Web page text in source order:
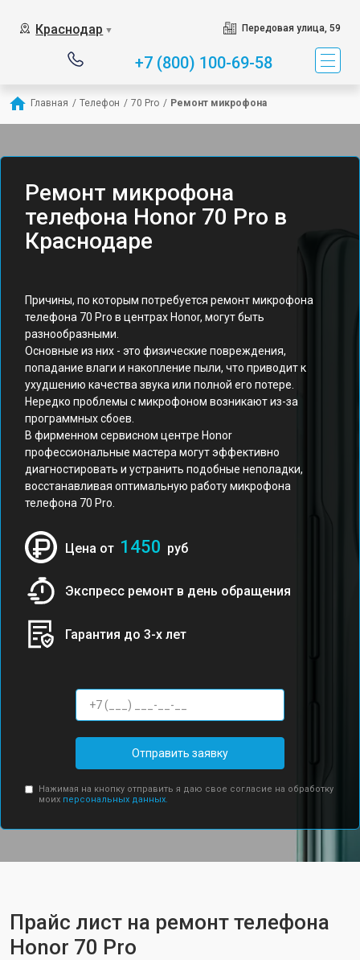
Краснодар ▼ Передовая улица, 59
+7 (800) 100-69-58
Главная / Телефон / 70 Pro / Ремонт микрофона
Ремонт микрофона
телефона Honor 70 Pro в
Краснодаре
Причины, по которым потребуется ремонт микрофона
телефона 70 Pro в центрах Honor, могут быть
разнообразными.
Основные из них - это физические повреждения,
попадание влаги и накопление пыли, что приводит к
ухудшению качества звука или полной его потере.
Нередко проблемы с микрофоном возникают из-за
программных сбоев.
В фирменном сервисном центре Honor
профессиональные мастера могут эффективно
диагностировать и устранить подобные неполадки,
восстанавливая оптимальную работу микрофона
телефона 70 Pro.
Цена от 1450 руб
Экспресс ремонт в день обращения
Гарантия до 3-х лет
Отправить заявку
Нажимая на кнопку отправить я даю свое согласие на обработку
моих персональных данных.
Прайс лист на ремонт телефона
Honor 70 Pro